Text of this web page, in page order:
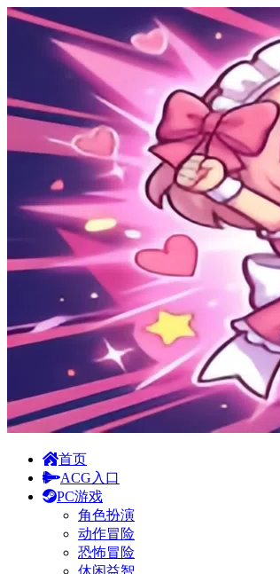
首页
ACG入口
PC游戏
角色扮演
动作冒险
恐怖冒险
休闲益智